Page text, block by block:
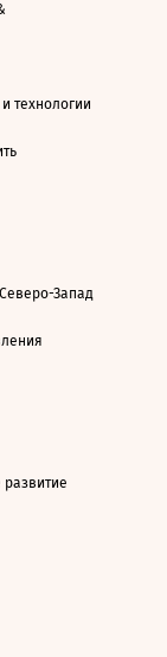
технологии
Запад
развитие